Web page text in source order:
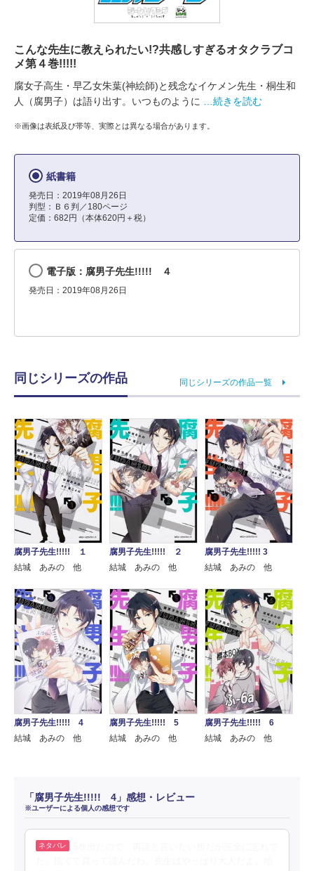
こんな先生に教えられたい!?共感しすぎるオタクラブコ
メ第４巻!!!!!
腐女子高生・早乙女朱葉(神絵師)と残念なイケメン先生・桐生和
人（腐男子）は語り出す。いつものように
…続きを読む
※画像は表紙及び帯等、実際とは異なる場合があります。
紙書籍
発売日：2019年08月26日
判型：Ｂ６判／180ページ
定価：682円（本体620円＋税）
電子版：腐男子先生!!!!! ４
発売日：2019年08月26日
同じシリーズの作品 同じシリーズの作品一覧
腐男子先生!!!!! １
結城 あみの 他
腐男子先生!!!!! ２
結城 あみの 他
腐男子先生!!!!! 3
結城 あみの 他
腐男子先生!!!!! 4
結城 あみの 他
腐男子先生!!!!! 5
結城 あみの 他
腐男子先生!!!!! 6
結城 あみの 他
「腐男子先生!!!!! 4」感想・レビュー
※ユーザーによる個人の感想です